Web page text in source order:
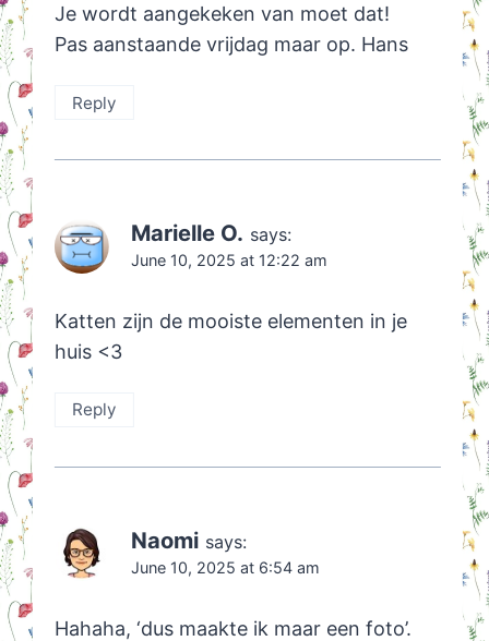
Je wordt aangekeken van moet dat!
Pas aanstaande vrijdag maar op. Hans
Reply
Marielle O. says:
June 10, 2025 at 12:22 am
Katten zijn de mooiste elementen in je
huis <3
Reply
Naomi says:
June 10, 2025 at 6:54 am
Hahaha, ‘dus maakte ik maar een foto’.